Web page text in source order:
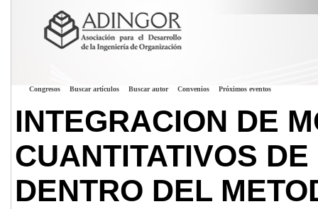
Congresos Buscar artículos Buscar autor Convenios Próximos eventos
INTEGRACION DE
CUANTITATIVOS
DENTRO DEL